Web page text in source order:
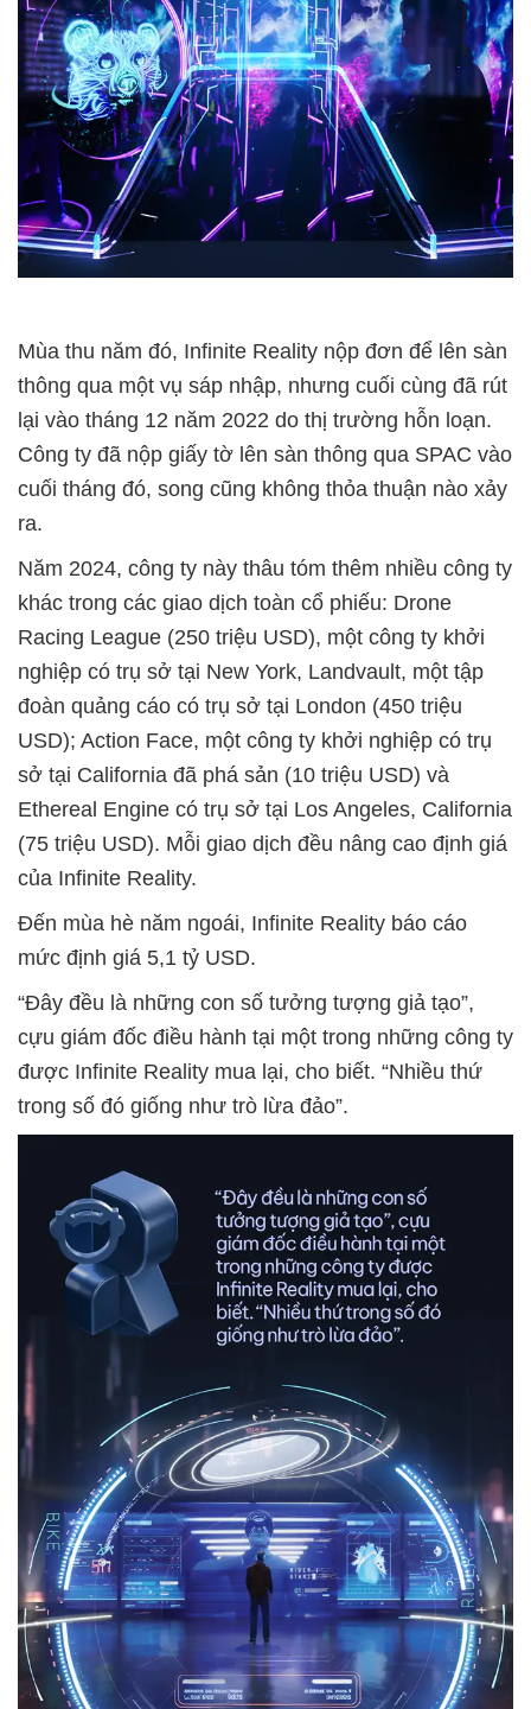
Mùa thu năm đó, Infinite Reality nộp đơn để lên sàn
thông qua một vụ sáp nhập, nhưng cuối cùng đã rút
lại vào tháng 12 năm 2022 do thị trường hỗn loạn.
Công ty đã nộp giấy tờ lên sàn thông qua SPAC vào
cuối tháng đó, song cũng không thỏa thuận nào xảy
ra.
Năm 2024, công ty này thâu tóm thêm nhiều công ty
khác trong các giao dịch toàn cổ phiếu: Drone
Racing League (250 triệu USD), một công ty khởi
nghiệp có trụ sở tại New York, Landvault, một tập
đoàn quảng cáo có trụ sở tại London (450 triệu
USD); Action Face, một công ty khởi nghiệp có trụ
sở tại California đã phá sản (10 triệu USD) và
Ethereal Engine có trụ sở tại Los Angeles, California
(75 triệu USD). Mỗi giao dịch đều nâng cao định giá
của Infinite Reality.
Đến mùa hè năm ngoái, Infinite Reality báo cáo
mức định giá 5,1 tỷ USD.
“Đây đều là những con số tưởng tượng giả tạo”,
cựu giám đốc điều hành tại một trong những công ty
được Infinite Reality mua lại, cho biết. “Nhiều thứ
trong số đó giống như trò lừa đảo”.